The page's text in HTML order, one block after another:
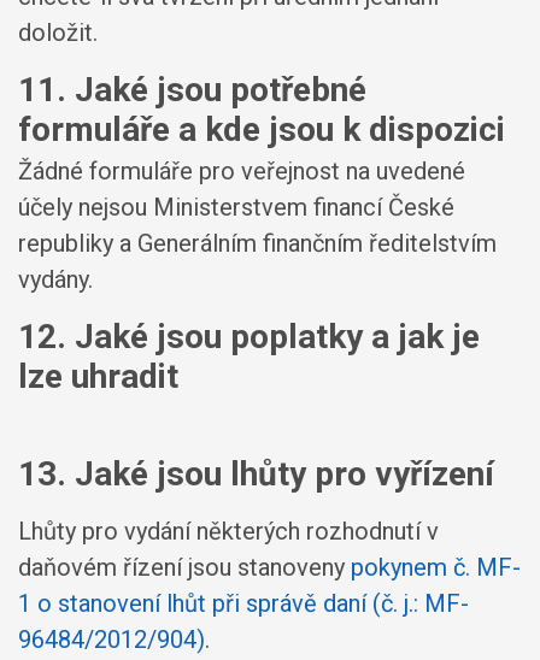
doložit.
11. Jaké jsou potřebné
formuláře a kde jsou k dispozici
Žádné formuláře pro veřejnost na uvedené
účely nejsou Ministerstvem financí České
republiky a Generálním finančním ředitelstvím
vydány.
12. Jaké jsou poplatky a jak je
lze uhradit
13. Jaké jsou lhůty pro vyřízení
Lhůty pro vydání některých rozhodnutí v
daňovém řízení jsou stanoveny pokynem č. MF-
1 o stanovení lhůt při správě daní (č. j.: MF-
96484/2012/904).